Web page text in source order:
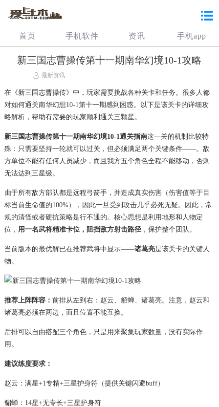
首页 手机软件 资讯 手机app
新三国志曹操传第十一期南华幻境10-1攻略
最新资讯
在《新三国志曹操传》中，玩家需要挑战各种关卡和任务。很多人都
对如何通关南华幻想10-1第十一期感到困惑。以下是该关卡的详细攻
略解析，帮助有需要的玩家顺利通关三颗星。
新三国志曹操传第十一期南华幻境10-1通关指南这一关的机制比较特
殊：只需要坚持一轮就可以过关，但必须满足两个关键条件——。敌
方单位不能有任何人员减少，而且我方五个角色全程不能移动，否则
无法达到三星级。
由于所有敌方部队都是远程弓箭手，并造成真实伤害（伤害值等于目
标当前生命值的100%），因此一旦受到攻击几乎必死无疑。因此，常
规的清怪或者硬抗策略是行不通的。核心思想是利用地形和人物定
位， 用一名武将精准卡位，阻挡敌方射击路径，保护整个团队。
当前版本的最优解已在推荐武将中显示——诸葛亮是该关卡的关键人
物。
推荐上阵阵容： 前排从左到右：赵云、貂蝉、诸葛亮。注意，赵云和
诸葛亮必须在两边，而且位置不能互换。
后排可以自由搭配三个角色，只是用来聚集玩家数量，没有实际作
用。
建议练度要求：
赵云：满星+1专精+三星护身符（提供关键闪避buff）
貂蝉：14星+无专长+三星护身符